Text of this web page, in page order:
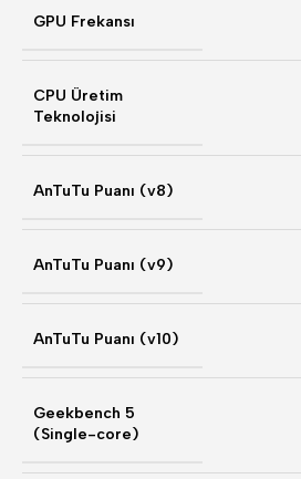
GPU Frekansı
CPU Üretim
Teknolojisi
AnTuTu Puanı (v8)
AnTuTu Puanı (v9)
AnTuTu Puanı (v10)
Geekbench 5
(Single-core)